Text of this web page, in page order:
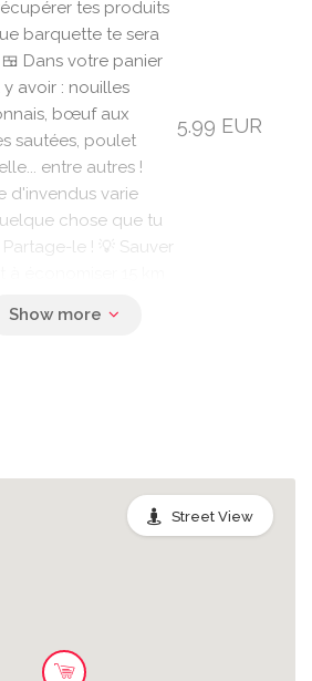
tes produits
barquette te sera
Dans votre panier
avoir : nouilles
bœuf aux
sautées, poulet
entre autres !
d'invendus varie
chose que tu
le ! 💡 Sauver
5.99 EUR
ton propre
barquette te sera
Dans votre panier
chose que tu
Street View